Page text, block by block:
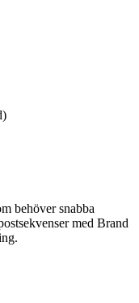
behöver snabba
med Brand